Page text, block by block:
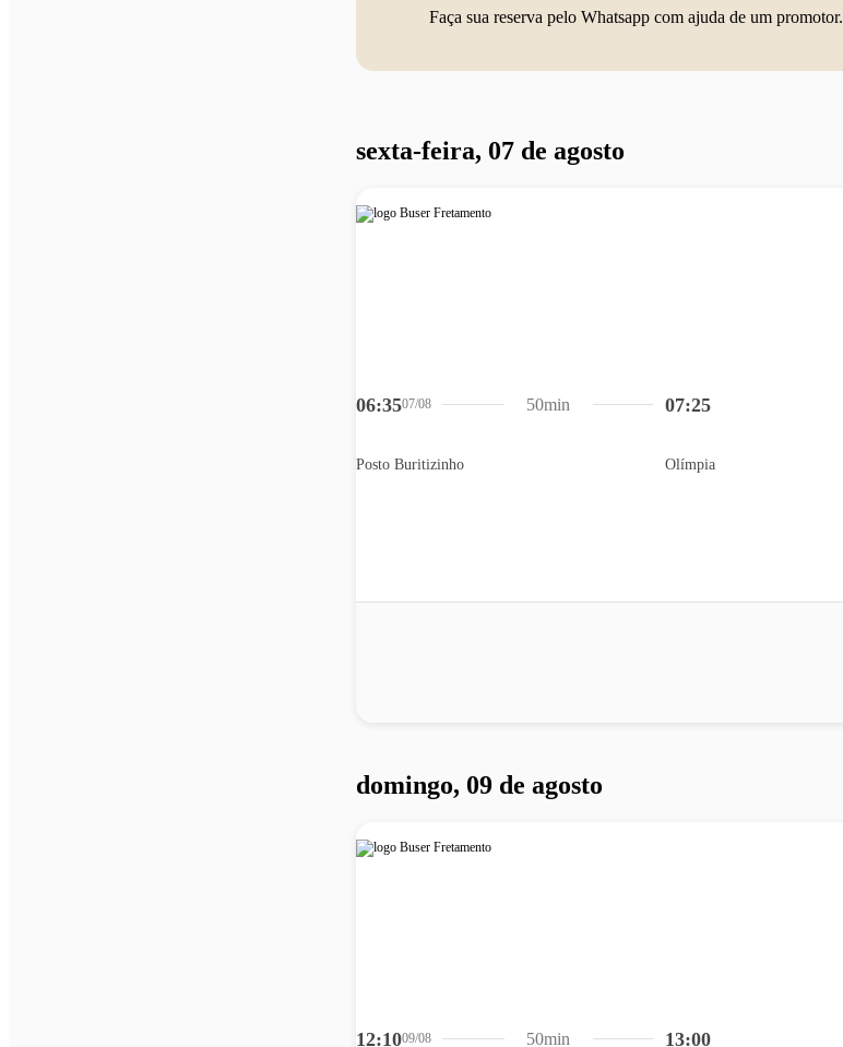
Faça sua reserva pelo Whatsapp com ajuda de um promotor.
sexta-feira, 07 de agosto
06:3507/08
Posto Buritizinho
07:25
Olímpia
50min
domingo, 09 de agosto
12:1009/08 13:00
50min